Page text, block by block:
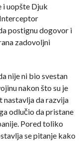
i uopšte Djuk
postignu dogovor i
zadovoljni
nije ni bio svestan
nakon što su je
da razvija
odlučio da pristane
Pored toliko
se pitanje kako